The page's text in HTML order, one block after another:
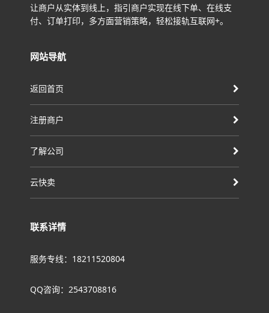
让商户从实体到线上，指引商户实现在线下单、在线支
付、订单打印，多方面营销策略，轻松接轨互联网+。
网站导航
返回首页
注册商户
了解公司
云快卖
联系详情
服务专线：18211520804
QQ咨询：2543708816